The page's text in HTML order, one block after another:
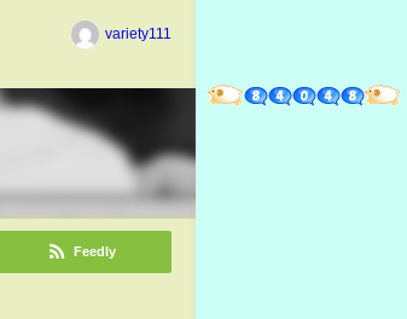
variety111
Feedly